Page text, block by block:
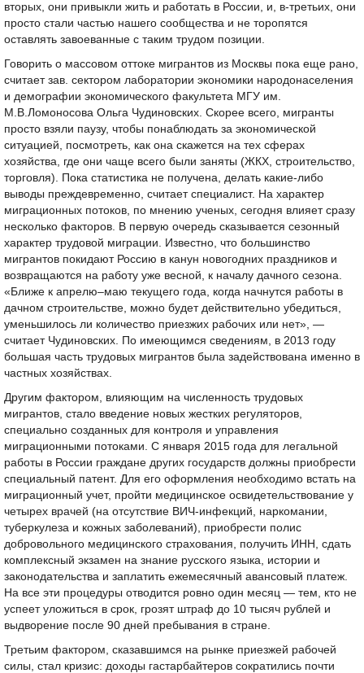
вторых, они привыкли жить и работать в России, и, в-третьих, они
просто стали частью нашего сообщества и не торопятся
оставлять завоеванные с таким трудом позиции.
Говорить о массовом оттоке мигрантов из Москвы пока еще рано,
считает зав. сектором лаборатории экономики народонаселения
и демографии экономического факультета МГУ им.
М.В.Ломоносова Ольга Чудиновских. Скорее всего, мигранты
просто взяли паузу, чтобы понаблюдать за экономической
ситуацией, посмотреть, как она скажется на тех сферах
хозяйства, где они чаще всего были заняты (ЖКХ, строительство,
торговля). Пока статистика не получена, делать какие-либо
выводы преждевременно, считает специалист. На характер
миграционных потоков, по мнению ученых, сегодня влияет сразу
несколько факторов. В первую очередь сказывается сезонный
характер трудовой миграции. Известно, что большинство
мигрантов покидают Россию в канун новогодних праздников и
возвращаются на работу уже весной, к началу дачного сезона.
«Ближе к апрелю–маю текущего года, когда начнутся работы в
дачном строительстве, можно будет действительно убедиться,
уменьшилось ли количество приезжих рабочих или нет», —
считает Чудиновских. По имеющимся сведениям, в 2013 году
большая часть трудовых мигрантов была задействована именно в
частных хозяйствах.
Другим фактором, влияющим на численность трудовых
мигрантов, стало введение новых жестких регуляторов,
специально созданных для контроля и управления
миграционными потоками. С января 2015 года для легальной
работы в России граждане других государств должны приобрести
специальный патент. Для его оформления необходимо встать на
миграционный учет, пройти медицинское освидетельствование у
четырех врачей (на отсутствие ВИЧ-инфекций, наркомании,
туберкулеза и кожных заболеваний), приобрести полис
добровольного медицинского страхования, получить ИНН, сдать
комплексный экзамен на знание русского языка, истории и
законодательства и заплатить ежемесячный авансовый платеж.
На все эти процедуры отводится ровно один месяц — тем, кто не
успеет уложиться в срок, грозят штраф до 10 тысяч рублей и
выдворение после 90 дней пребывания в стране.
Третьим фактором, сказавшимся на рынке приезжей рабочей
силы, стал кризис: доходы гастарбайтеров сократились почти